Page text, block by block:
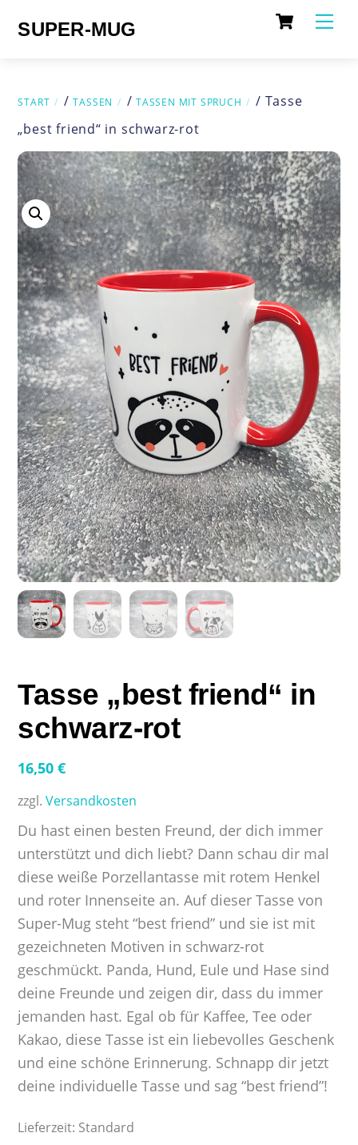
Cart
SUPER-MUG
START /TASSEN /TASSEN MIT SPRUCH
/ Tasse
„best friend“ in schwarz-rot
Tasse „best friend“ in
schwarz-rot
16,50€
zzgl.Versandkosten
Du hast einen besten Freund, der dich immer
unterstützt und dich liebt? Dann schau dir mal
diese weiße Porzellantasse mit rotem Henkel
und roter Innenseite an. Auf dieser Tasse von
Super-Mug steht “best friend” und sie ist mit
gezeichneten Motiven in schwarz-rot
geschmückt. Panda, Hund, Eule und Hase sind
deine Freunde und zeigen dir, dass du immer
jemanden hast. Egal ob für Kaffee, Tee oder
Kakao, diese Tasse ist ein liebevolles Geschenk
und eine schöne Erinnerung. Schnapp dir jetzt
deine individuelle Tasse und sag “best friend”!
Lieferzeit: Standard